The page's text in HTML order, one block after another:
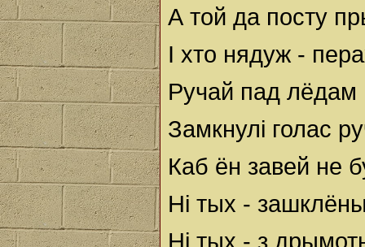
А той да посту
I хто нядуж -
Ручай пад лёдам
Замкнулі голас
Каб ён завей не
Ні тых -
Ні тых - з